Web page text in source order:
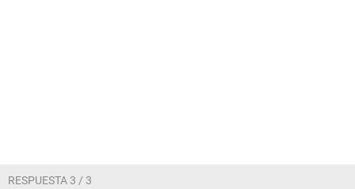
RESPUESTA 3 / 3